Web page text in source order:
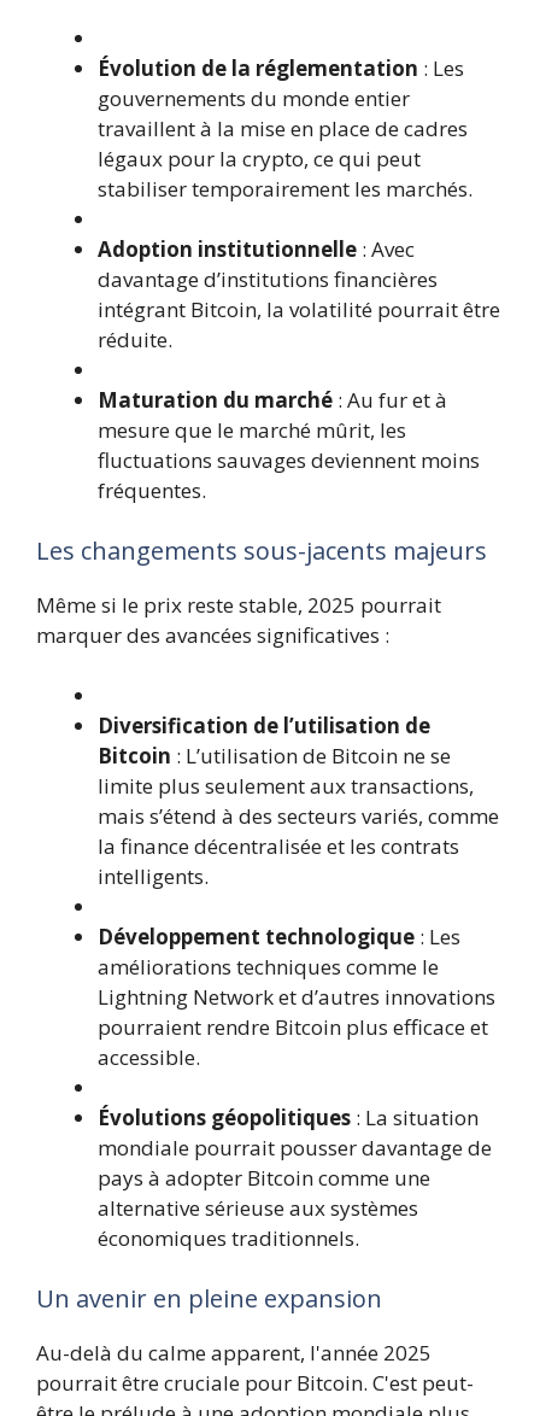
Évolution de la réglementation : Les
gouvernements du monde entier
travaillent à la mise en place de cadres
légaux pour la crypto, ce qui peut
stabiliser temporairement les marchés.
Adoption institutionnelle : Avec
davantage d’institutions financières
intégrant Bitcoin, la volatilité pourrait être
réduite.
Maturation du marché : Au fur et à
mesure que le marché mûrit, les
fluctuations sauvages deviennent moins
fréquentes.
Les changements sous-jacents majeurs
Même si le prix reste stable, 2025 pourrait
marquer des avancées significatives :
Diversification de l’utilisation de
Bitcoin : L’utilisation de Bitcoin ne se
limite plus seulement aux transactions,
mais s’étend à des secteurs variés, comme
la finance décentralisée et les contrats
intelligents.
Développement technologique : Les
améliorations techniques comme le
Lightning Network et d’autres innovations
pourraient rendre Bitcoin plus efficace et
accessible.
Évolutions géopolitiques : La situation
mondiale pourrait pousser davantage de
pays à adopter Bitcoin comme une
alternative sérieuse aux systèmes
économiques traditionnels.
Un avenir en pleine expansion
Au-delà du calme apparent, l'année 2025
pourrait être cruciale pour Bitcoin. C'est peut-